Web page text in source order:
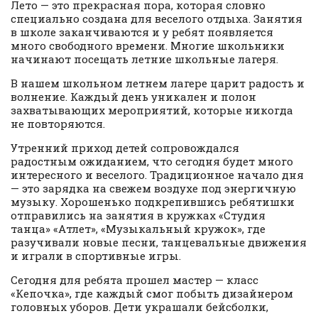
Лето — это прекрасная пора, которая словно
специально создана для веселого отдыха. Занятия
в школе заканчиваются и у ребят появляется
много свободного времени. Многие школьники
начинают посещать летние школьные лагеря.
В нашем школьном летнем лагере царит радость и
волнение. Каждый день уникален и полон
захватывающих мероприятий, которые никогда
не повторяются.
Утренний приход детей сопровождался
радостным ожиданием, что сегодня будет много
интересного и веселого. Традиционное начало дня
— это зарядка на свежем воздухе под энергичную
музыку. Хорошенько подкрепившись ребятишки
отправились на занятия в кружках «Студия
танца» «Атлет», «Музыкальный кружок», где
разучивали новые песни, танцевальные движения
и играли в спортивные игры.
Сегодня для ребята прошел мастер — класс
«Кепочка», где каждый смог побыть дизайнером
головных уборов. Дети украшали бейсболки,